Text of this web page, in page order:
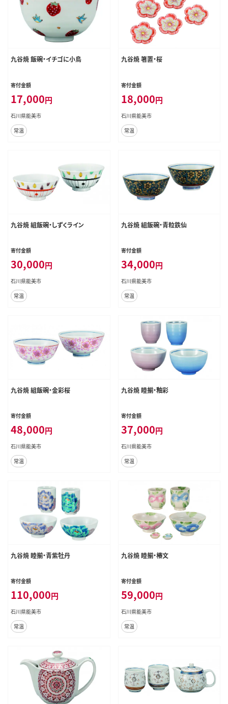
九谷焼 飯碗・イチゴに小鳥
寄付金額
17,000円
石川県能美市
常温
九谷焼 箸置・桜
寄付金額
18,000円
石川県能美市
常温
九谷焼 組飯碗・しずくライン
寄付金額
30,000円
石川県能美市
常温
九谷焼 組飯碗・青粒鉄仙
寄付金額
34,000円
石川県能美市
常温
九谷焼 組飯碗・金彩桜
寄付金額
48,000円
石川県能美市
常温
九谷焼 睦揃・釉彩
寄付金額
37,000円
石川県能美市
常温
九谷焼 睦揃・青紫牡丹
寄付金額
110,000円
石川県能美市
常温
九谷焼 睦揃・椿文
寄付金額
59,000円
石川県能美市
常温